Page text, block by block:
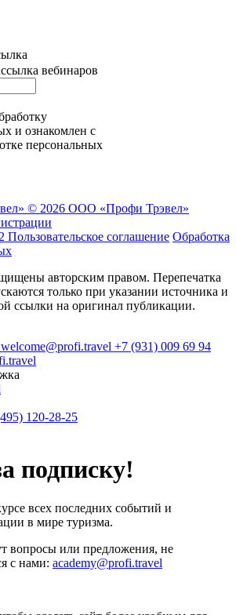
вебинаров
и ознакомлен с
персональных
© 2026 ООО «Профи Трэвeл»
Пользовательское соглашение Обработка
авторским правом. Перепечатка
только при указании источника и
ссылки на оригинал публикации.
welcome@profi.travel +7 (931) 009 69 94
120-28-25
подписку!
всех последних событий и
в мире туризма.
вопросы или предложения, не
с нами: academy@profi.travel